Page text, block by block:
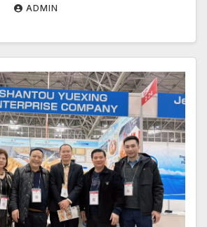
ADMIN